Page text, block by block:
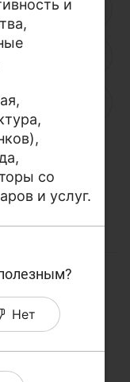
Л
цены
и
со
и услуг.
Нет